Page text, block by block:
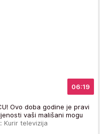
06:19
Ovo doba godine je pravi
vaši mališani mogu
Kurir televizija